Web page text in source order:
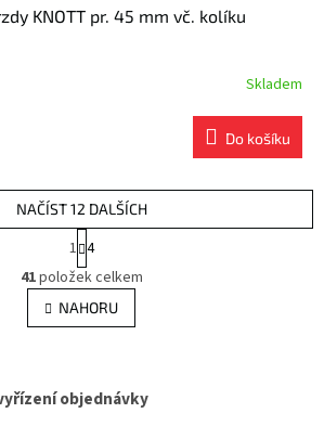
KNOTT pr. 45 mm vč. kolíku
Skladem
Do košíku
O
v
l
á
c
í
NAČÍST 12 DALŠÍCH
t
r
á
n
k
n
1 4
41položek celkem
NAHORU
objednávky